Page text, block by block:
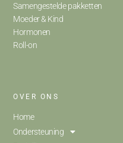
Samengestelde pakketten
Moeder & Kind
Hormonen
Roll-on
OVER ONS
Home
Ondersteuning